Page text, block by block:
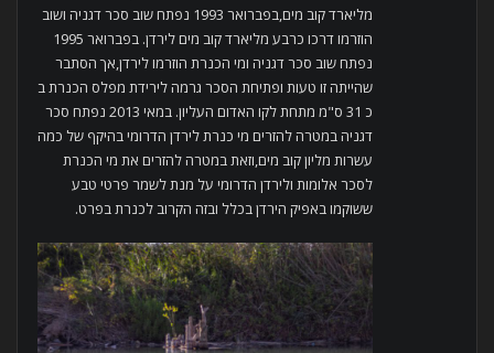
מליארד קוב מים,בפברואר 1993 נפתח שוב סכר דגניה ושוב
הוזרמו דרכו כרבע מליארד קוב מים לירדן. בפברואר 1995
נפתח שוב סכר דגניה ומי הכנרת הוזרמו לירדן,אך הסתבר
שהייתה זו טעות ופתיחת הסכר גרמה לירידת מפלס הכנרת ב
כ 31 ס"מ מתחת לקו האדום העליון. במאי 2013 נפתח סכר
דגניה במטרה להזרים מי כנרת לירדן הדרומי בהיקף של כמה
עשרות מליון קוב מים,וזאת במטרה להזרים את מי הכנרת
לסכר אלומות ולירדן הדרומי על מנת לשמר פרטי טבע
ששוקמו באפיק הירדן בכלל ובזה הקרוב לכנרת בפרט.